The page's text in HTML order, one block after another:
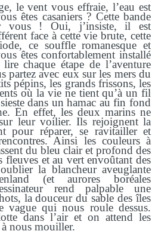
le vent vous effraie, l’eau est
êtes casaniers ? Cette bande
vous ! Oui, j’insiste, il est
face à cette vie brute, cette
ce souffle romanesque et
êtes confortablement installé
chaque étape de l’aventure
partez avec eux sur les mers du
pépins, les grands frissons, les
où la vie ne tient qu’à un fil
dans un hamac au fin fond
En effet, les deux marins ne
leur voilier. Ils rejoignent la
pour réparer, se ravitailler et
Ainsi les couleurs à
du bleu clair et profond des
fleuves et au vert envoûtant des
la blancheur aveuglante
(et aurores boréales
rend palpable une
la douceur du sable des îles
vague qui nous roule dessus.
dans l’air et on attend les
nous mouiller.